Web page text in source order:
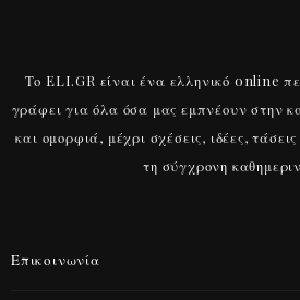
Το ELI.GR είναι ένα ελληνικό online
γράφει για όλα όσα μας εμπνέουν στην
και ομορφιά, μέχρι σχέσεις, ιδέες,
τη σύγχρονη
Επικοινωνία